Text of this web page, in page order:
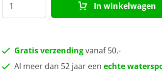
In winkelwagen
Gratis verzendingvanaf 50,-
Al meer dan 52 jaar een echte